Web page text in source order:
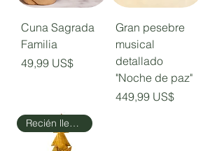
Cuna Sagrada
Familia
Precio
49,99 US$
Gran pesebre
musical
detallado
"Noche de paz"
Precio
449,99 US$
Recién llegado